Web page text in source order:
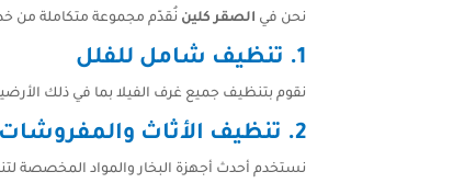
نحن في الصقر كلين نُقدّم مجموعة متكاملة من خدمات
1. تنظيف شامل للفلل
نقوم بتنظيف جميع غرف الفيلا بما في ذلك
2. تنظيف الأثاث والمفروشات
نستخدم أحدث أجهزة البخار والمواد المخصصة